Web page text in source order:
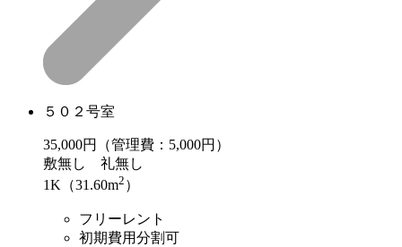
５０２号室
35,000円（管理費：5,000円）
敷無し 礼無し
1K（31.60m2 ）
フリーレント
初期費用分割可